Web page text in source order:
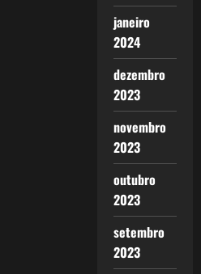
janeiro
2024
dezembro
2023
novembro
2023
outubro
2023
setembro
2023